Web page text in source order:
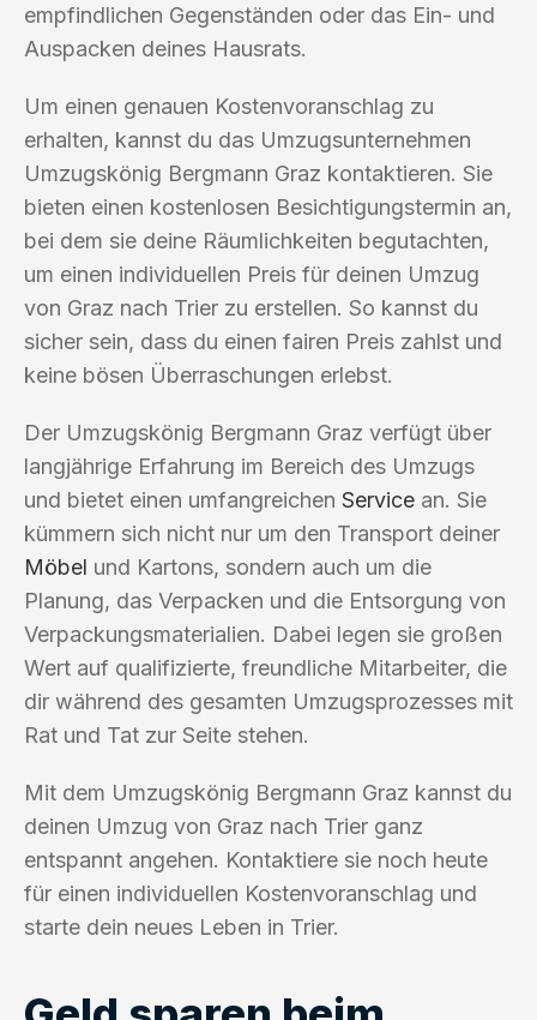
empfindlichen Gegenständen oder das Ein- und
Auspacken deines Hausrats.
Um einen genauen Kostenvoranschlag zu
erhalten, kannst du das Umzugsunternehmen
Umzugskönig Bergmann Graz kontaktieren. Sie
bieten einen kostenlosen Besichtigungstermin an,
bei dem sie deine Räumlichkeiten begutachten,
um einen individuellen Preis für deinen Umzug
von Graz nach Trier zu erstellen. So kannst du
sicher sein, dass du einen fairen Preis zahlst und
keine bösen Überraschungen erlebst.
Der Umzugskönig Bergmann Graz verfügt über
langjährige Erfahrung im Bereich des Umzugs
und bietet einen umfangreichen Service an. Sie
kümmern sich nicht nur um den Transport deiner
Möbel und Kartons, sondern auch um die
Planung, das Verpacken und die Entsorgung von
Verpackungsmaterialien. Dabei legen sie großen
Wert auf qualifizierte, freundliche Mitarbeiter, die
dir während des gesamten Umzugsprozesses mit
Rat und Tat zur Seite stehen.
Mit dem Umzugskönig Bergmann Graz kannst du
deinen Umzug von Graz nach Trier ganz
entspannt angehen. Kontaktiere sie noch heute
für einen individuellen Kostenvoranschlag und
starte dein neues Leben in Trier.